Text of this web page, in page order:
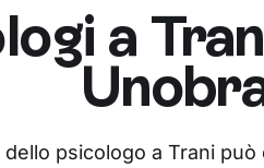
a
dello psicologo a Trani